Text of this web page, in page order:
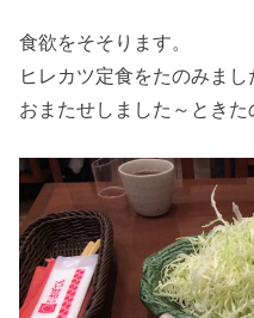
食欲をそそります。
ヒレカツ定食をたのみま
おまたせしました～ときた